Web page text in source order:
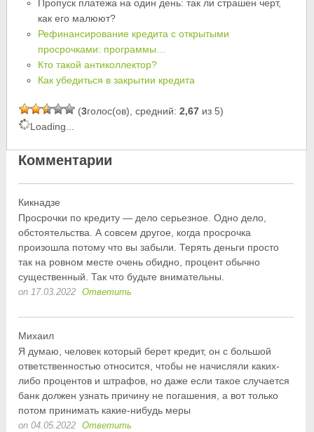
Пропуск платежа на один день: так ли страшен черт,
как его малюют?
Рефинансирование кредита с открытыми
просрочками: программы…
Кто такой антиколлектор?
Как убедиться в закрытии кредита
(3голос(ов), средний:2,67 из 5)
Loading...
Комментарии
Кикнадзе
Просрочки по кредиту — дело серьезное. Одно дело,
обстоятельства. А совсем другое, когда просрочка
произошла потому что вы забыли. Терять деньги просто
так на ровном месте очень обидно, процент обычно
существенный. Так что будьте внимательны.
on 17.03.2022 Ответить
Михаил
Я думаю, человек который берет кредит, он с большой
ответственностью относится, чтобы не начисляли каких-
либо процентов и штрафов, но даже если такое случается
банк должен узнать причину не погашения, а вот только
потом принимать какие-нибудь меры
on 04.05.2022 Ответить